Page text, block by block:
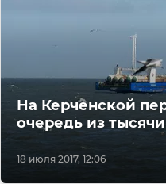
18 июля 2017, 12:06
На Керченской
очередь из